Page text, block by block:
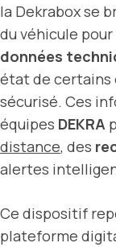
la Dekrabox se
du véhicule
données
état de certains
sécurisé. Ces
équipes DEKRA
distance, des
alertes
Ce dispositif
plateforme